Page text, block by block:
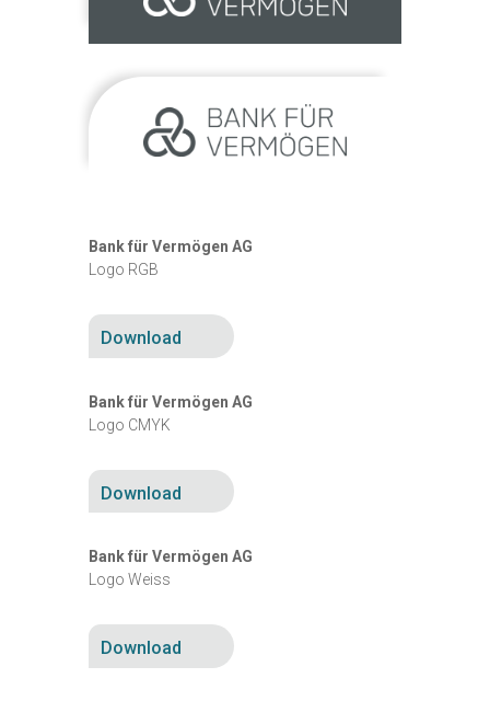
Bank für Vermögen AG
Logo RGB
Download
Bank für Vermögen AG
Logo CMYK
Download
Bank für Vermögen AG
Logo Weiss
Download